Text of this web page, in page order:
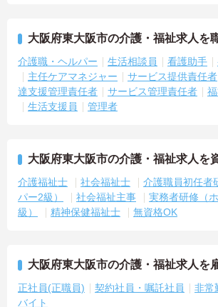
大阪府東大阪市の介護・福祉求人を
介護職・ヘルパー 生活相談員 看護助手
主任ケアマネジャー
サービス提供責任者
達支援管理責任者
サービス管理責任者
生活支援員
管理者
大阪府東大阪市の介護・福祉求人を
介護福祉士 社会福祉士
介護職員初任者
パー2級）
社会福祉主事
実務者研修（
級）
精神保健福祉士 無資格OK
大阪府東大阪市の介護・福祉求人を
正社員(正職員) 契約社員・嘱託社員
非常
バイト